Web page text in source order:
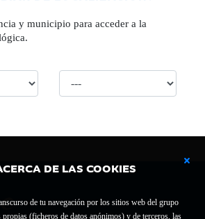
DE LAS COOKIES
de tu navegación por los sitios web del grupo
(ficheros de datos anónimos) y de terceros, las
y municipio para acceder a la